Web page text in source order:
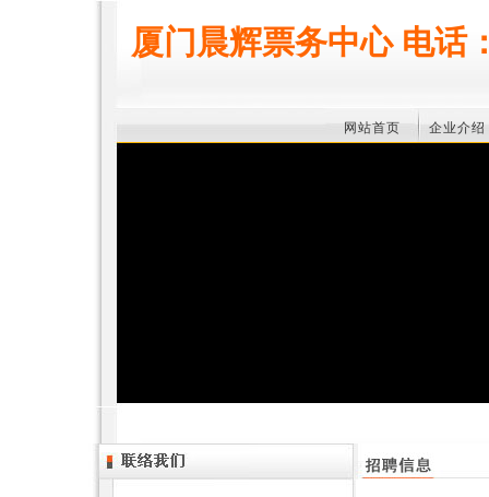
厦门晨辉票务中心 电话
网站首页 企业介绍